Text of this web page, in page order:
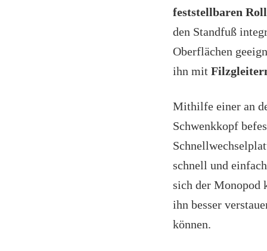
feststellbaren
den Standfuß
Oberflächen
ihn mit
Mithilfe einer an
Schwenkkopf
schnell und
sich der Monopod
ihn besser
können.